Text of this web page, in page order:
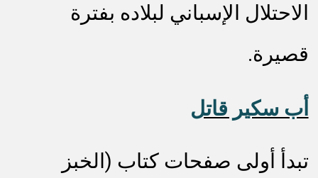
الاحتلال الإسباني لبلاده بفترة
قصيرة.
أب سكير قاتل
تبدأ أولى صفحات كتاب (الخبز